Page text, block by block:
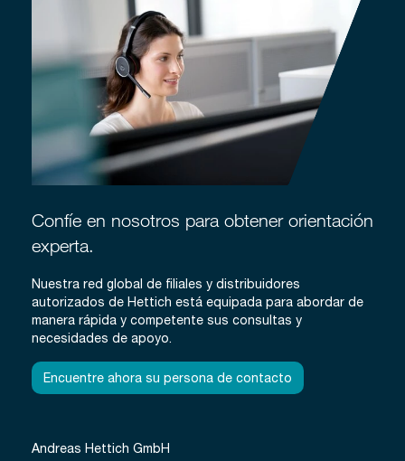
Confíe en nosotros para obtener orientación
experta.
Nuestra red global de filiales y distribuidores
autorizados de Hettich está equipada para abordar de
manera rápida y competente sus consultas y
necesidades de apoyo.
Encuentre ahora su persona de contacto
Andreas Hettich GmbH